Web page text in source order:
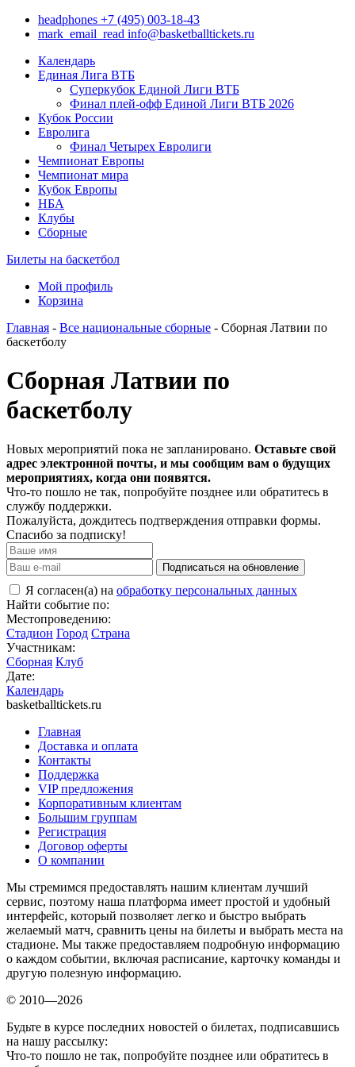
headphones +7 (495) 003-18-43
mark_email_read info@basketballtickets.ru
Календарь
Единая Лига ВТБ
Суперкубок Единой Лиги ВТБ
Финал плей-офф Единой Лиги ВТБ 2026
Кубок России
Евролига
Финал Четырех Евролиги
Чемпионат Европы
Чемпионат мира
Кубок Европы
НБА
Клубы
Сборные
Билеты на баскетбол
Мой профиль
Корзина
Главная - Все национальные сборные - Сборная Латвии по
баскетболу
Сборная Латвии по
баскетболу
Новых мероприятий пока не запланировано. Оставьте свой
адрес электронной почты, и мы сообщим вам о будущих
мероприятиях, когда они появятся.
Что-то пошло не так, попробуйте позднее или обратитесь в
службу поддержки.
Пожалуйста, дождитесь подтверждения отправки формы.
Спасибо за подписку!
Подписаться на обновление
Я согласен(а) на обработку персональных данных
Найти событие по:
Местопроведению:
Стадион Город Страна
Участникам:
Сборная Клуб
Дате:
Календарь
basketballtickets.ru
Главная
Доставка и оплата
Контакты
Поддержка
VIP предложения
Корпоративным клиентам
Большим группам
Регистрация
Договор оферты
О компании
Мы стремимся предоставлять нашим клиентам лучший
сервис, поэтому наша платформа имеет простой и удобный
интерфейс, который позволяет легко и быстро выбрать
желаемый матч, сравнить цены на билеты и выбрать места на
стадионе. Мы также предоставляем подробную информацию
о каждом событии, включая расписание, карточку команды и
другую полезную информацию.
© 2010—2026
Будьте в курсе последних новостей о билетах, подписавшись
на нашу рассылку:
Что-то пошло не так, попробуйте позднее или обратитесь в